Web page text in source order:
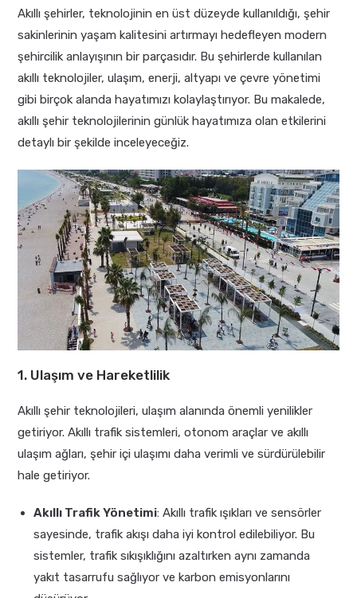
Akıllı şehirler, teknolojinin en üst düzeyde kullanıldığı, şehir
sakinlerinin yaşam kalitesini artırmayı hedefleyen modern
şehircilik anlayışının bir parçasıdır. Bu şehirlerde kullanılan
akıllı teknolojiler, ulaşım, enerji, altyapı ve çevre yönetimi
gibi birçok alanda hayatımızı kolaylaştırıyor. Bu makalede,
akıllı şehir teknolojilerinin günlük hayatımıza olan etkilerini
detaylı bir şekilde inceleyeceğiz.
1. Ulaşım ve Hareketlilik
Akıllı şehir teknolojileri, ulaşım alanında önemli yenilikler
getiriyor. Akıllı trafik sistemleri, otonom araçlar ve akıllı
ulaşım ağları, şehir içi ulaşımı daha verimli ve sürdürülebilir
hale getiriyor.
Akıllı Trafik Yönetimi: Akıllı trafik ışıkları ve sensörler
sayesinde, trafik akışı daha iyi kontrol edilebiliyor. Bu
sistemler, trafik sıkışıklığını azaltırken aynı zamanda
yakıt tasarrufu sağlıyor ve karbon emisyonlarını